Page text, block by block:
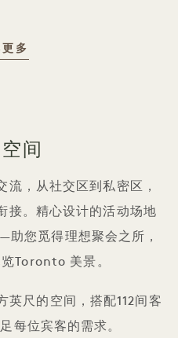
多
间
流，从社交区到私密区，
接。精心设计的活动场地
您觅得理想聚会之所，
Toronto 美景。
尺的空间，搭配112间客
每位宾客的需求。